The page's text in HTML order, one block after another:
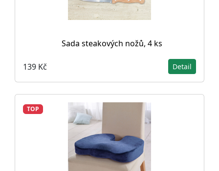
Sada steakových nožů, 4 ks
139 Kč Detail
TOP